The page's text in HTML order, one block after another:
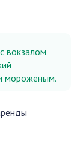
вокзалом
мороженым.